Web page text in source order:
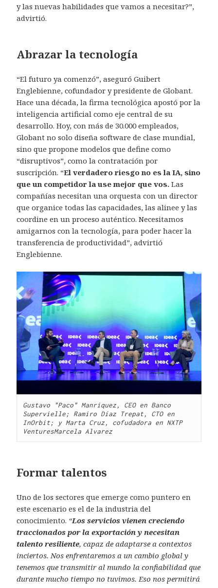
y las nuevas habilidades que vamos a necesitar?”,
advirtió.
Abrazar la tecnología
“El futuro ya comenzó”, aseguró Guibert
Englebienne, cofundador y presidente de Globant.
Hace una década, la firma tecnológica apostó por la
inteligencia artificial como eje central de su
desarrollo. Hoy, con más de 30.000 empleados,
Globant no solo diseña software de clase mundial,
sino que propone modelos que define como
“disruptivos”, como la contratación por
suscripción. “El verdadero riesgo no es la IA, sino
que un competidor la use mejor que vos. Las
compañías necesitan una orquesta con un director
que organice todas las capacidades, las alinee y las
coordine en un proceso auténtico. Necesitamos
amigarnos con la tecnología, para poder hacer la
transferencia de productividad”, advirtió
Englebienne.
Gustavo "Paco" Manriquez, CEO en Banco
Supervielle; Ramiro Díaz Trepat, CTO en
InOrbit; y Marta Cruz, cofudadora en NXTP
VenturesMarcela Alvarez
Formar talentos
Uno de los sectores que emerge como puntero en
este escenario es el de la industria del
conocimiento. “Los servicios vienen creciendo
traccionados por la exportación y necesitan
talento resiliente, capaz de adaptarse a contextos
inciertos. Nos enfrentaremos a un cambio global y
tenemos que transmitir al mundo la confiabilidad que
durante mucho tiempo no tuvimos. Eso nos permitirá